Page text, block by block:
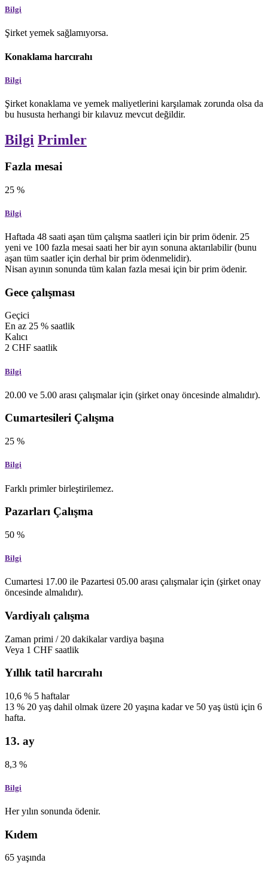
Bilgi
Şirket yemek sağlamıyorsa.
Konaklama harcırahı
Bilgi
Şirket konaklama ve yemek maliyetlerini karşılamak zorunda olsa da
bu hususta herhangi bir kılavuz mevcut değildir.
Bilgi Primler
Fazla mesai
25 %
Bilgi
Haftada 48 saati aşan tüm çalışma saatleri için bir prim ödenir. 25
yeni ve 100 fazla mesai saati her bir ayın sonuna aktarılabilir (bunu
aşan tüm saatler için derhal bir prim ödenmelidir).
Nisan ayının sonunda tüm kalan fazla mesai için bir prim ödenir.
Gece çalışması
Geçici
En az 25 % saatlik
Kalıcı
2 CHF saatlik
Bilgi
20.00 ve 5.00 arası çalışmalar için (şirket onay öncesinde almalıdır).
Cumartesileri Çalışma
25 %
Bilgi
Farklı primler birleştirilemez.
Pazarları Çalışma
50 %
Bilgi
Cumartesi 17.00 ile Pazartesi 05.00 arası çalışmalar için (şirket onay
öncesinde almalıdır).
Vardiyalı çalışma
Zaman primi / 20 dakikalarvardiya başına
Veya 1 CHF saatlik
Yıllık tatil harcırahı
10,6 % 5 haftalar
13 % 20 yaş dahil olmak üzere 20 yaşına kadar ve 50 yaş üstü için 6
hafta.
13. ay
8,3 %
Bilgi
Her yılın sonunda ödenir.
Kıdem
65 yaşında